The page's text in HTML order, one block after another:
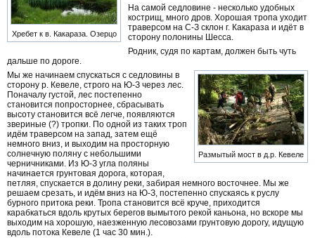
Хребет к в. Какараза. Озерцо
На самой седловине - несколько удобных
кострищ, много дров. Хорошая тропа уходит
траверсом на С-З склон г. Какараза и идёт в
сторону полонины Шесса.
Родник, судя по картам, должен быть чуть
дальше по дороге.
Размытый мост в д.р. Кевеле
Мы же начинаем спускаться с седловины в
сторону р. Кевеле, строго на Ю-З через лес.
Поначалу густой, лес постепенно
становится попросторнее, сбрасывать
высоту становится всё легче, появляются
звериные (?) тропки. По одной из таких троп
идём траверсом на запад, затем ещё
немного вниз, и выходим на просторную
солнечную поляну с небольшими
черничниками. Из Ю-З угла поляны
начинается грунтовая дорога, которая,
петляя, спускается в долину реки, забирая немного восточнее. Мы же
решаем срезать, и идём вниз на Ю-З, постепенно спускаясь к руслу
бурного притока реки. Тропа становится всё круче, приходится
карабкаться вдоль крутых берегов вымытого рекой каньона, но вскоре мы
выходим на хорошую, наезженную лесовозами грунтовую дорогу, идущую
вдоль потока Кевеле (1 час 30 мин.).